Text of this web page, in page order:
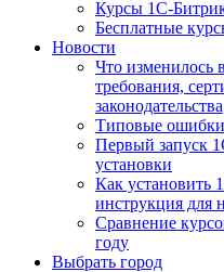
Курсы 1С-
Бесплатные
Новости
Что изменилось
требования,
законодательства
Типовые ошибки
Первый запуск
установки
Как установить
инструкция для
Сравнение
году
Выбрать город